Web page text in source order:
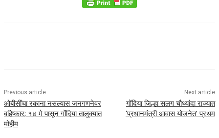
Previous article
ओबीसींचा रकाना नसल्यास जनगणनेवर
बहिष्कार; १४ मे पासून गोंदिया तालुक्यात
मोहीम
Next article
गोंदिया जिल्हा सलग चौथ्यांदा राज्यात
‘प्रधानमंत्री आवास योजनेत’ प्रथम